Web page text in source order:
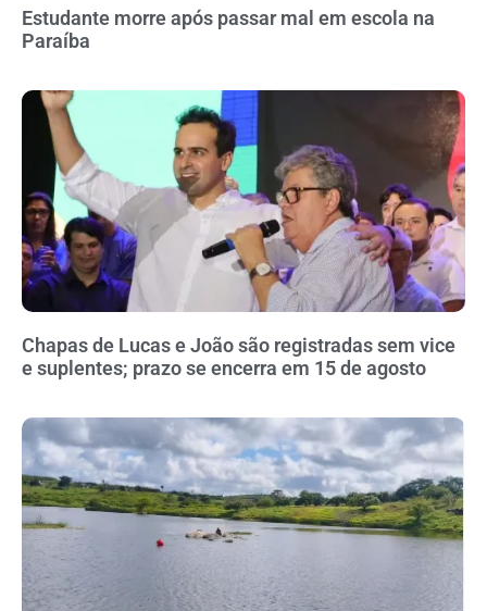
Estudante morre após passar mal em escola na
Paraíba
Chapas de Lucas e João são registradas sem vice
e suplentes; prazo se encerra em 15 de agosto